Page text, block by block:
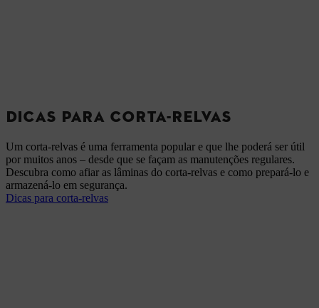
DICAS PARA CORTA-RELVAS
Um corta-relvas é uma ferramenta popular e que lhe poderá ser útil
por muitos anos – desde que se façam as manutenções regulares.
Descubra como afiar as lâminas do corta-relvas e como prepará-lo e
armazená-lo em segurança.
Dicas para corta-relvas